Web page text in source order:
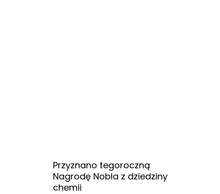
Przyznano tegoroczną
Nagrodę Nobla z dziedziny
chemii